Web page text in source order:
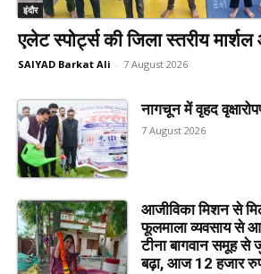
इंदौर
एलेट स्पोर्ट्स की जिला स्तरीय
SAIYAD Barkat Ali - 7 August 2026
नागचून में वृहद
7 August 2026
आजीविका मिशन से
फूलमाला व्यवसाय से
टीना बागवान समूह
बढ़ा, आज 12 हजार